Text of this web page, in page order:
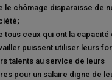
le chômage disparaisse de
tous ceux qui ont la capacité
puissent utiliser leurs
talents au service de leurs
pour un salaire digne de